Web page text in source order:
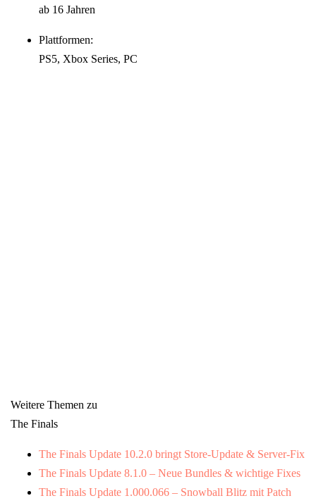
ab 16 Jahren
Plattformen:
PS5, Xbox Series, PC
Weitere Themen zu
The Finals
The Finals Update 10.2.0 bringt Store-Update & Server-Fix
The Finals Update 8.1.0 – Neue Bundles & wichtige Fixes
The Finals Update 1.000.066 – Snowball Blitz mit Patch